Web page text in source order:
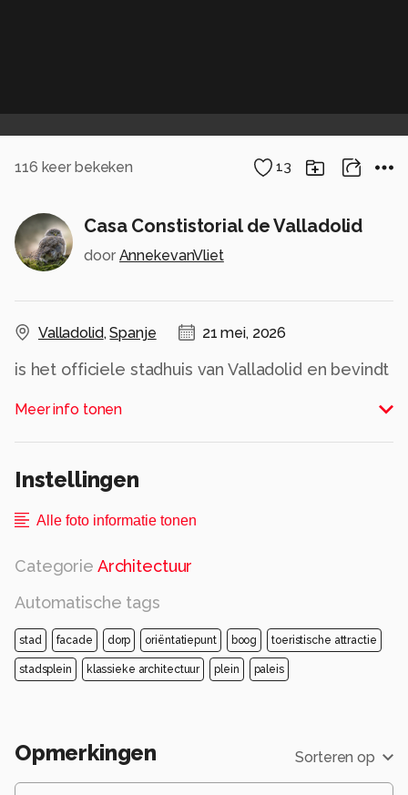
116 keer bekeken 13
Casa Constistorial de Valladolid
door AnnekevanVliet
Valladolid,Spanje 21 mei, 2026
is het officiele stadhuis van Valladolid en bevindt
de stad.
Meer info tonen
Instellingen
Alle foto informatie tonen
Categorie Architectuur
Automatische tags
stad facade dorp oriëntatiepunt boog toeristische attractie
stadsplein klassieke architectuur plein paleis
Opmerkingen Sorteren op